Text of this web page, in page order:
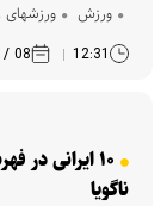
ورزش ورزشهای
12:31
08 / 04 /1405
۱۰ ایرانی
ناگویا